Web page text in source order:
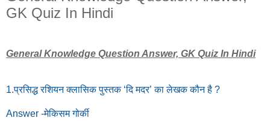
GK Quiz In Hindi
General Knowledge Question Answer, GK Quiz In Hindi
1.प्रसिद्ध रशियन क्लासिक पुस्तक ‘दि मदर’ का लेखक कौन है ?
Answer -मेकिसम गोर्की